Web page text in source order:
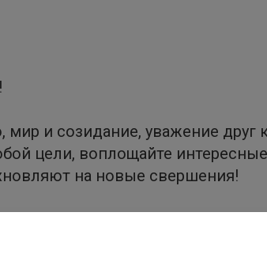
и созидание, уважение друг
цели, воплощайте
на новые свершения!
встреч с друзьями и близкими,
домами с комфортными